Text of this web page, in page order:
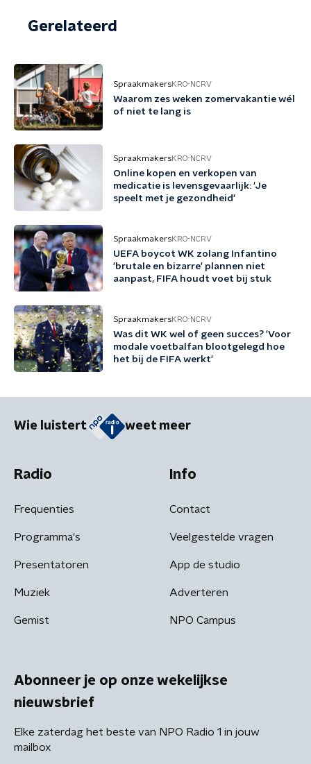
Gerelateerd
SpraakmakersKRO-NCRV
Waarom zes weken zomervakantie wél
of niet te lang is
SpraakmakersKRO-NCRV
Online kopen en verkopen van
medicatie is levensgevaarlijk: 'Je
speelt met je gezondheid'
SpraakmakersKRO-NCRV
UEFA boycot WK zolang Infantino
'brutale en bizarre' plannen niet
aanpast, FIFA houdt voet bij stuk
SpraakmakersKRO-NCRV
Was dit WK wel of geen succes? 'Voor
modale voetbalfan blootgelegd hoe
het bij de FIFA werkt'
Wie luistert weet meer
Radio
Frequenties
Programma's
Presentatoren
Muziek
Gemist
Info
Contact
Veelgestelde vragen
App de studio
Adverteren
NPO Campus
Abonneer je op onze wekelijkse
nieuwsbrief
Elke zaterdag het beste van NPO Radio 1 in jouw
mailbox